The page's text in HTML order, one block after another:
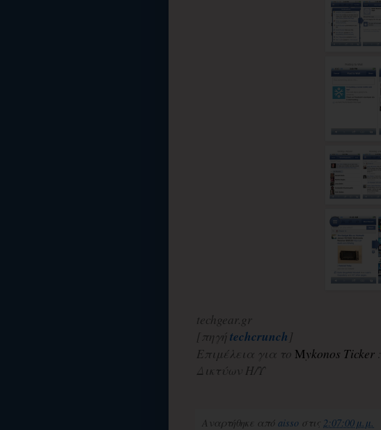
techgear.gr
[πηγήtechcrunch ]
Επιμέλεια για το Mykonos Ticker
Δικτύων Η/Υ
Αναρτήθηκε από aisso στις 2:07:00 μ.μ.